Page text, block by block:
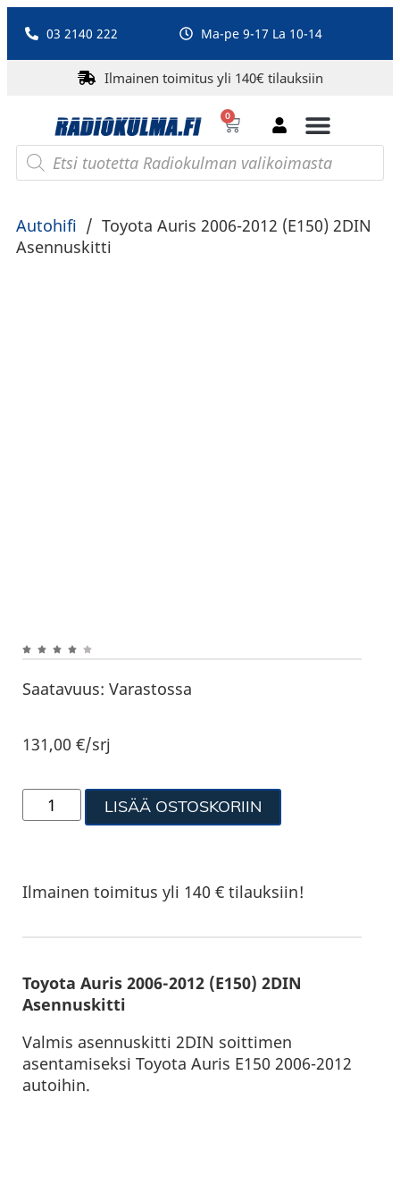
03 2140 222 Ma-pe 9-17 La 10-14
Ilmainen toimitus yli 140€ tilauksiin
0
Autohifi / Toyota Auris 2006-2012 (E150) 2DIN
Asennuskitti
Saatavuus: Varastossa
131,00€/srj
LISÄÄ OSTOSKORIIN
Ilmainen toimitus yli 140 € tilauksiin!
Toyota Auris 2006-2012 (E150) 2DIN
Asennuskitti
Valmis asennuskitti 2DIN soittimen
asentamiseksi Toyota Auris E150 2006-2012
autoihin.